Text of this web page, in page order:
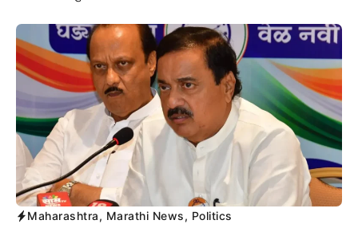
Maharashtra, Marathi News, Politics